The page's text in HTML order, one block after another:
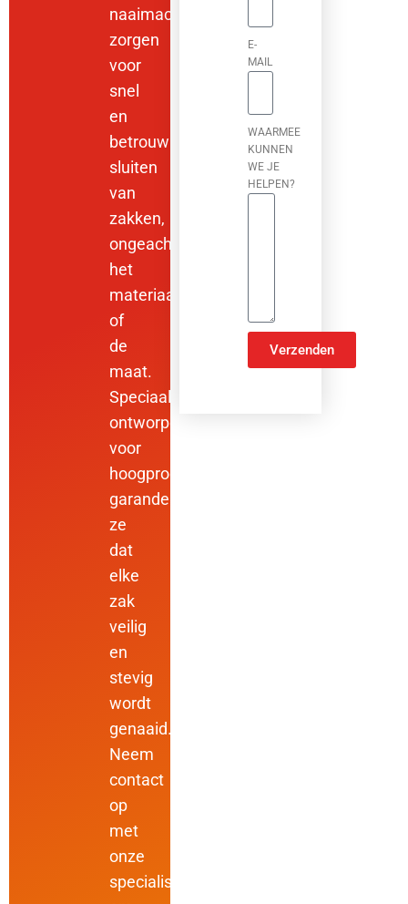
naaimachines
zorgen
voor
snel
en
betrouwbaar
sluiten
van
zakken,
ongeacht
het
materiaal
of
de
maat.
Speciaal
ontworpen
voor
hoogproductie,
garanderen
ze
dat
elke
zak
veilig
en
stevig
wordt
genaaid.
Neem
contact
op
met
onze
specialisten
E-
MAIL
WAARMEE
KUNNEN
WE JE
HELPEN?
Verzenden